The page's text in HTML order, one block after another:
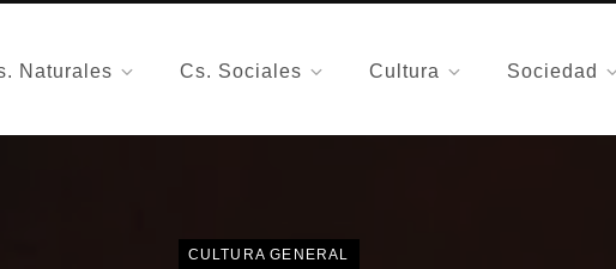
Naturales Cs. Sociales Cultura Sociedad
CULTURA GENERAL